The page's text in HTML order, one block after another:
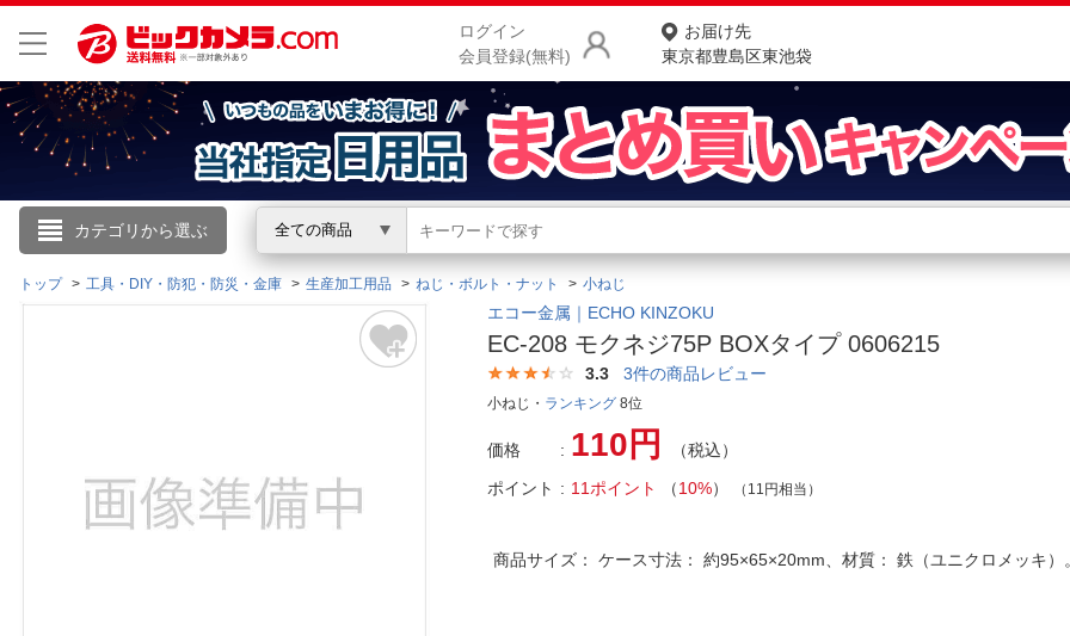
ログイン
会員登録(無料)
お届け先
東京都豊島区東池袋
カテゴリから選ぶ 全ての商品
こんにちは
ログイン
閲覧履歴
商品をさがす
ランキングからさがす
カテゴリ一覧からさがす
お客様サポート
ご利用ガイド
よくある質問・お問合せ
トップ 工具・DIY・防犯・防災・金庫 生産加工用品 ねじ・ボルト・ナット 小ねじ
エコー金属｜ECHO KINZOKU
EC-208 モクネジ75P BOXタイプ 0606215
3.3 3件の商品レビュー
小ねじ・ ランキング 8位
価格 110円
（税込）
ポイント
11ポイント （10%） （11円相当）
商品サイズ： ケース寸法： 約95×65×20mm、材質： 鉄（ユニクロメッ